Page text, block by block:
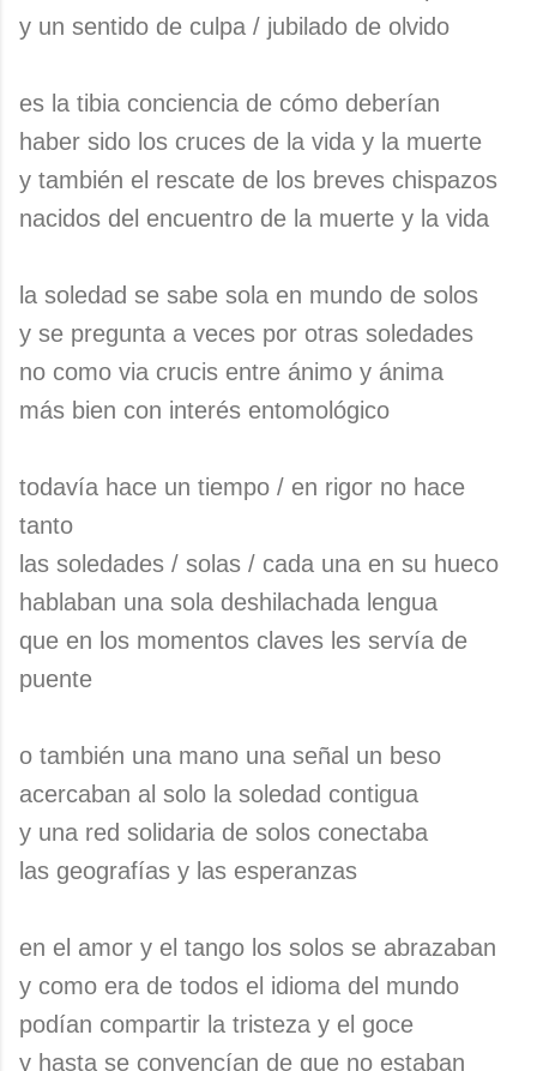
y un sentido de culpa / jubilado de olvido
es la tibia conciencia de cómo deberían
haber sido los cruces de la vida y la muerte
y también el rescate de los breves chispazos
nacidos del encuentro de la muerte y la vida
la soledad se sabe sola en mundo de solos
y se pregunta a veces por otras soledades
no como via crucis entre ánimo y ánima
más bien con interés entomológico
todavía hace un tiempo / en rigor no hace
tanto
las soledades / solas / cada una en su hueco
hablaban una sola deshilachada lengua
que en los momentos claves les servía de
puente
o también una mano una señal un beso
acercaban al solo la soledad contigua
y una red solidaria de solos conectaba
las geografías y las esperanzas
en el amor y el tango los solos se abrazaban
y como era de todos el idioma del mundo
podían compartir la tristeza y el goce
y hasta se convencían de que no estaban